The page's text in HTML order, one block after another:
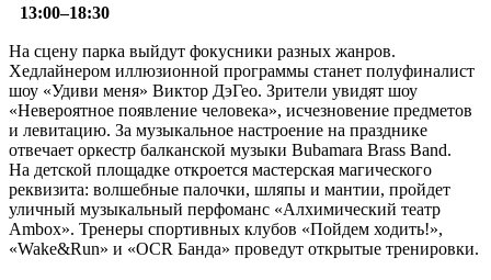
13:00–18:30
На сцену парка выйдут фокусники разных жанров.
Хедлайнером иллюзионной программы станет полуфиналист
шоу «Удиви меня» Виктор ДэГео. Зрители увидят шоу
«Невероятное появление человека», исчезновение предметов
и левитацию. За музыкальное настроение на празднике
отвечает оркестр балканской музыки Bubamara Brass Band.
На детской площадке откроется мастерская магического
реквизита: волшебные палочки, шляпы и мантии, пройдет
уличный музыкальный перфоманс «Алхимический театр
Ambox». Тренеры спортивных клубов «Пойдем ходить!»,
«Wake&Run» и «OCR Банда» проведут открытые тренировки.